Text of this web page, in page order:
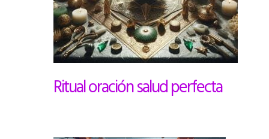
Ritual oración salud perfecta